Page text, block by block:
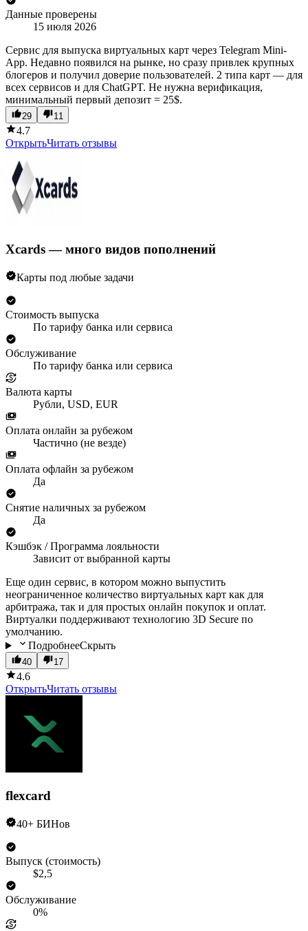
Данные проверены
15 июля 2026
Сервис для выпуска виртуальных карт через Telegram Mini-
App. Недавно появился на рынке, но сразу привлек крупных
блогеров и получил доверие пользователей. 2 типа карт — для
всех сервисов и для ChatGPT. Не нужна верификация,
минимальный первый депозит = 25$.
29 11
4.7
ОткрытьЧитать отзывы
Xcards — много видов пополнений
Карты под любые задачи
Стоимость выпуска
По тарифу банка или сервиса
Обслуживание
По тарифу банка или сервиса
Валюта карты
Рубли, USD, EUR
Оплата онлайн за рубежом
Частично (не везде)
Оплата офлайн за рубежом
Да
Снятие наличных за рубежом
Да
Кэшбэк / Программа лояльности
Зависит от выбранной карты
Еще один сервис, в котором можно выпустить
неограниченное количество виртуальных карт как для
арбитража, так и для простых онлайн покупок и оплат.
Виртуалки поддерживают технологию 3D Secure по
умолчанию.
ПодробнееСкрыть
40 17
4.6
ОткрытьЧитать отзывы
flexcard
40+ БИНов
Выпуск (стоимость)
$2,5
Обслуживание
0%